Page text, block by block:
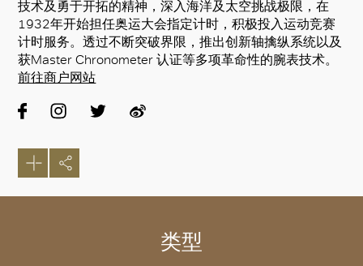
技术及勇于开拓的精神，深入海洋及太空挑战极限，在
1932年开始担任奥运大会指定计时，积极投入运动竞赛
计时服务。透过不断突破界限，推出创新轴擒纵系统以及
获Master Chronometer 认证等多项革命性的腕表技术。
前往商户网站
类型